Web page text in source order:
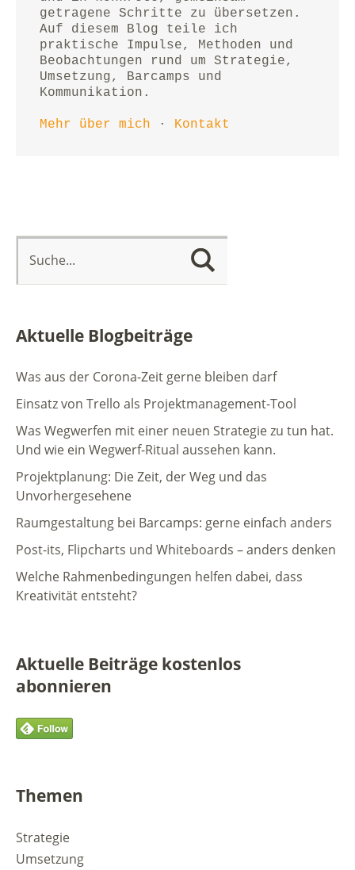
getragene Schritte zu übersetzen.
Auf diesem Blog teile ich
praktische Impulse, Methoden und
Beobachtungen rund um Strategie,
Umsetzung, Barcamps und
Kommunikation.
Mehr über mich · Kontakt
Aktuelle Blogbeiträge
Was aus der Corona-Zeit gerne bleiben darf
Einsatz von Trello als Projektmanagement-Tool
Was Wegwerfen mit einer neuen Strategie zu tun hat.
Und wie ein Wegwerf-Ritual aussehen kann.
Projektplanung: Die Zeit, der Weg und das
Unvorhergesehene
Raumgestaltung bei Barcamps: gerne einfach anders
Post-its, Flipcharts und Whiteboards – anders denken
Welche Rahmenbedingungen helfen dabei, dass
Kreativität entsteht?
Aktuelle Beiträge kostenlos
abonnieren
Themen
Strategie
Umsetzung